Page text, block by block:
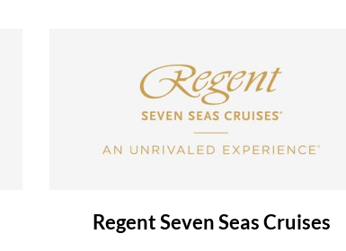
Regent Seven Seas Cruises